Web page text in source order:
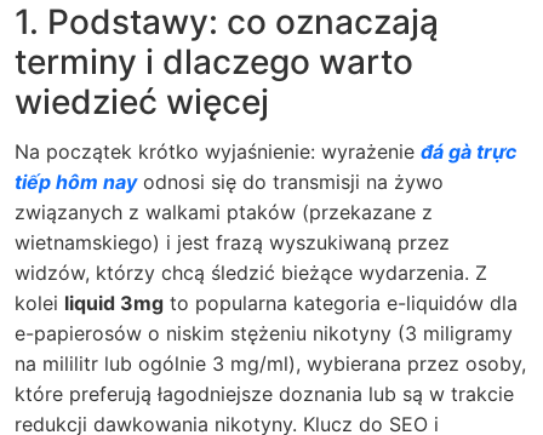
1. Podstawy: co oznaczają
terminy i dlaczego warto
wiedzieć więcej
Na początek krótko wyjaśnienie: wyrażenie đá gà trực
tiếp hôm nayodnosi się do transmisji na żywo
związanych z walkami ptaków (przekazane z
wietnamskiego) i jest frazą wyszukiwaną przez
widzów, którzy chcą śledzić bieżące wydarzenia. Z
kolei liquid 3mg to popularna kategoria e-liquidów dla
e-papierosów o niskim stężeniu nikotyny (3 miligramy
na mililitr lub ogólnie 3 mg/ml), wybierana przez osoby,
które preferują łagodniejsze doznania lub są w trakcie
redukcji dawkowania nikotyny. Klucz do SEO i